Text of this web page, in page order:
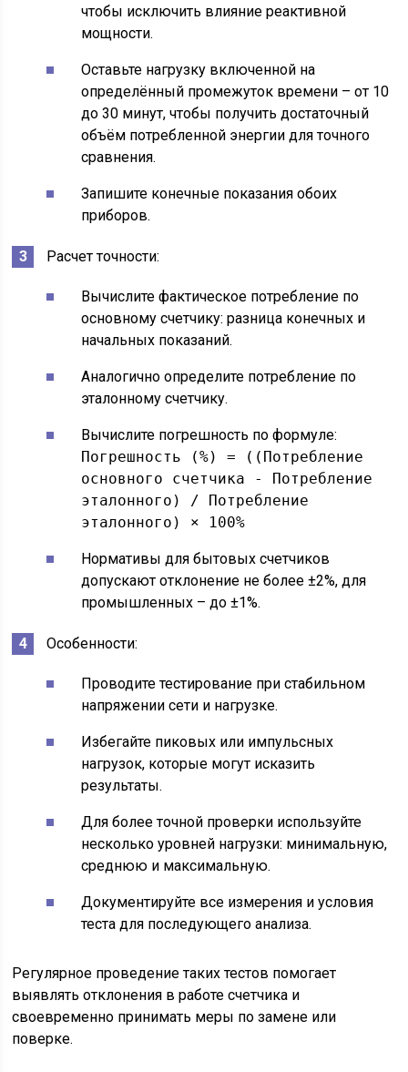
чтобы исключить влияние реактивной
мощности.
Оставьте нагрузку включенной на
определённый промежуток времени – от 10
до 30 минут, чтобы получить достаточный
объём потребленной энергии для точного
сравнения.
Запишите конечные показания обоих
приборов.
Расчет точности:
Вычислите фактическое потребление по
основному счетчику: разница конечных и
начальных показаний.
Аналогично определите потребление по
эталонному счетчику.
Вычислите погрешность по формуле:
Погрешность (%) = ((Потребление
основного счетчика - Потребление
эталонного) / Потребление
эталонного) × 100%
Нормативы для бытовых счетчиков
допускают отклонение не более ±2%, для
промышленных – до ±1%.
Особенности:
Проводите тестирование при стабильном
напряжении сети и нагрузке.
Избегайте пиковых или импульсных
нагрузок, которые могут исказить
результаты.
Для более точной проверки используйте
несколько уровней нагрузки: минимальную,
среднюю и максимальную.
Документируйте все измерения и условия
теста для последующего анализа.
Регулярное проведение таких тестов помогает
выявлять отклонения в работе счетчика и
своевременно принимать меры по замене или
поверке.